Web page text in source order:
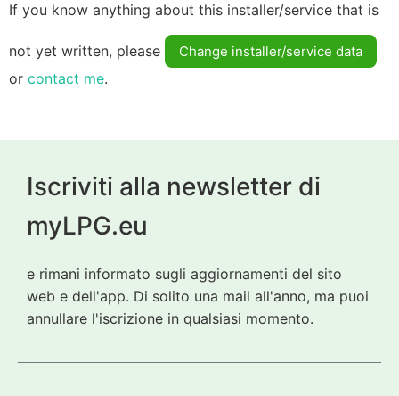
If you know anything about this installer/service that is
not yet written, please Change installer/service data
or contact me.
Iscriviti alla newsletter di
myLPG.eu
e rimani informato sugli aggiornamenti del sito
web e dell'app. Di solito una mail all'anno, ma puoi
annullare l'iscrizione in qualsiasi momento.